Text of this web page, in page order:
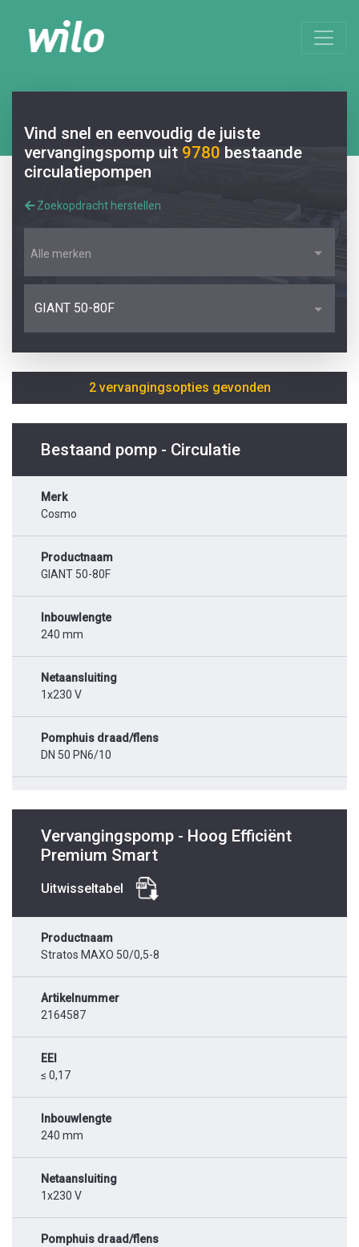
Vind snel en eenvoudig de juiste
vervangingspomp uit 9780 bestaande
circulatiepompen
Zoekopdracht herstellen
Alle merken
GIANT 50-80F
2 vervangingsopties gevonden
Bestaand pomp - Circulatie
Merk
Cosmo
Productnaam
GIANT 50-80F
Inbouwlengte
240 mm
Netaansluiting
1x230 V
Pomphuis draad/flens
DN 50 PN6/10
Vervangingspomp - Hoog Efficiënt
Premium Smart
Uitwisseltabel
Productnaam
Stratos MAXO 50/0,5-8
Artikelnummer
2164587
EEI
≤ 0,17
Inbouwlengte
240 mm
Netaansluiting
1x230 V
Pomphuis draad/flens